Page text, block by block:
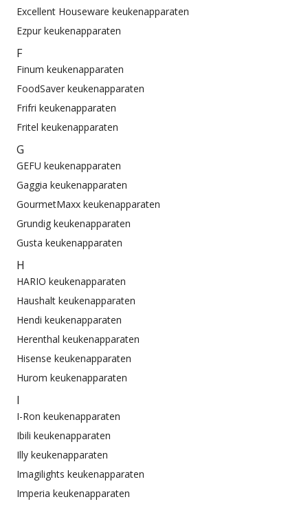
Excellent Houseware keukenapparaten
Ezpur keukenapparaten
F
Finum keukenapparaten
FoodSaver keukenapparaten
Frifri keukenapparaten
Fritel keukenapparaten
G
GEFU keukenapparaten
Gaggia keukenapparaten
GourmetMaxx keukenapparaten
Grundig keukenapparaten
Gusta keukenapparaten
H
HARIO keukenapparaten
Haushalt keukenapparaten
Hendi keukenapparaten
Herenthal keukenapparaten
Hisense keukenapparaten
Hurom keukenapparaten
I
I-Ron keukenapparaten
Ibili keukenapparaten
Illy keukenapparaten
Imagilights keukenapparaten
Imperia keukenapparaten